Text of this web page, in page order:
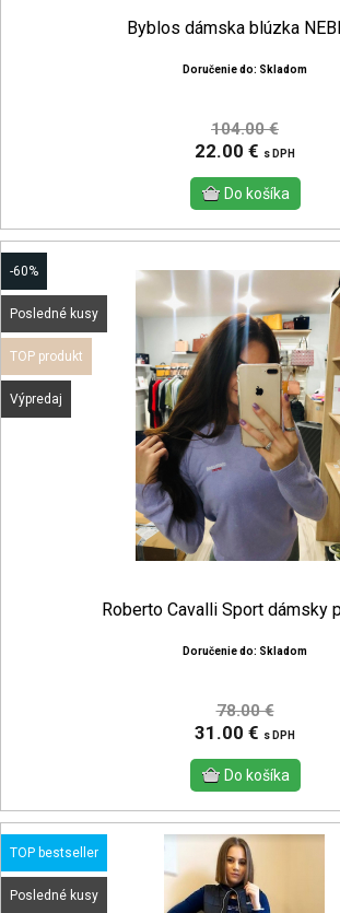
Byblos dámska blúzka
Doručenie do: Skladom
104.00 €
22.00 € s DPH
-60%
Posledné kusy
TOP produkt
Výpredaj
Roberto Cavalli Sport dámsky
Doručenie do: Skladom
78.00 €
31.00 € s DPH
TOP bestseller
Posledné kusy